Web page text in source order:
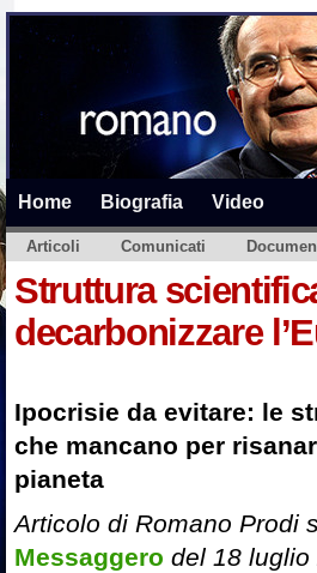
Home Biografia Video
Articoli Comunicati
Struttura
decarbonizzare
Ipocrisie da evitare: le
che mancano per
pianeta
Articolo di Romano Prodi
Messaggero del 18 luglio